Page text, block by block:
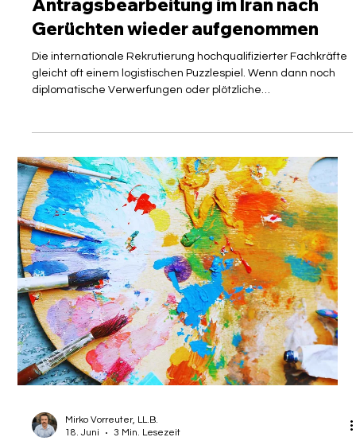
Sicherung des Lebensunterhalts und der Beantragung von
Aufenthaltserlaubnissen ankom
VISAGUARD Sekretariat
19. Juni
3 Min. Lesezeit
VERWALTUNG UND BEHÖRDEN
Antragsbearbeitung im Iran nach
Gerüchten wieder aufgenommen
gleicht oft einem logistischen Puzzlespiel. Wenn dann noch
diplomatische Verwerfungen oder plötzliche